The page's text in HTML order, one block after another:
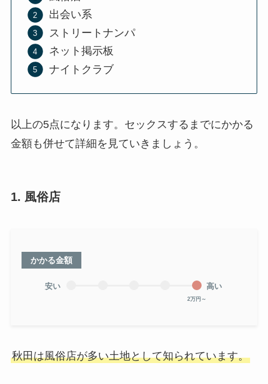
出会い系
ストリートナンパ
ネット掲示板
ナイトクラブ
以上の5点になります。セックスするまでにかかる
金額も併せて詳細を見ていきましょう。
1. 風俗店
かかる金額
安い
2万円～
高い
秋田は風俗店が多い土地として知られています。